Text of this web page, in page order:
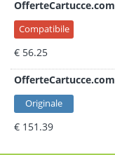
OfferteCartucce.com
Compatibile
€ 56.25
OfferteCartucce.com
Originale
€ 151.39